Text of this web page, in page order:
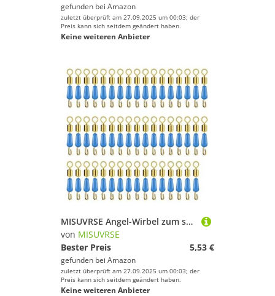
gefunden bei Amazon
zuletzt überprüft am 27.09.2025 um 00:03; der
Preis kann sich seitdem geändert haben.
Keine weiteren Anbieter
MISUVRSE Angel-Wirbel zum schnellen Wechseln, 50 Stück, Schnurverbinder für schnelles Verbinden, Set für Zubehör, Angeln
von MISUVRSE
Bester Preis
5,53 €
gefunden bei Amazon
zuletzt überprüft am 27.09.2025 um 00:03; der
Preis kann sich seitdem geändert haben.
Keine weiteren Anbieter